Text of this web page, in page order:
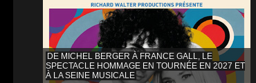
DE MICHEL BERGER À FRANCE GALL, LE
SPECTACLE HOMMAGE EN TOURNÉE EN 2027 ET
À LA SEINE MUSICALE